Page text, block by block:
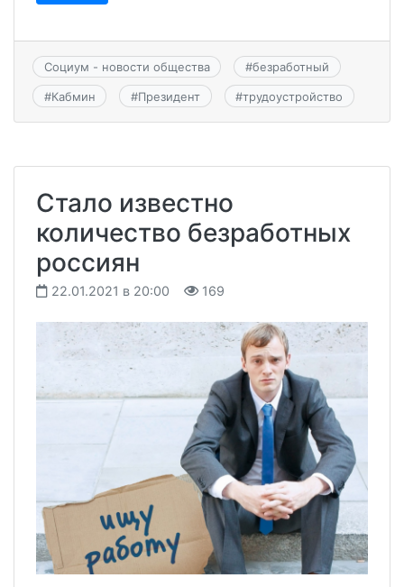
Социум - новости общества #безработный
#Кабмин #Президент #трудоустройство
Стало известно
количество безработных
россиян
22.01.2021 в 20:00 169